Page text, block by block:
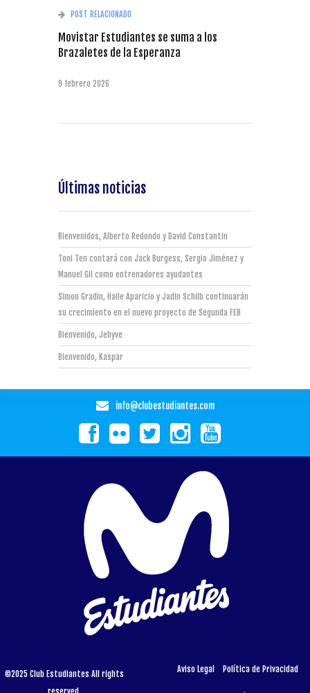
POST RELACIONADO
Movistar Estudiantes se suma a los
Brazaletes de la Esperanza
9 febrero 2026
Últimas noticias
Bienvenidos, Alberto Redondo y David Constantin
Toni Ten contará con Jack Burgess, Sergio Jiménez y
Manuel Gil como entrenadores ayudantes
Simon Gradin, Haile Aparicio y Jadin Schilb continuarán
su crecimiento en el nuevo proyecto de Segunda FEB
Bienvenido, Jehyve
Bienvenido, Kaspar
info@clubestudiantes.com
©2025 Club Estudiantes All rights
Aviso Legal Política de Privacidad